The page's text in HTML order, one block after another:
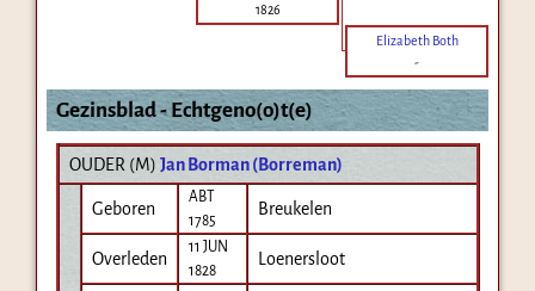
1826
Elizabeth Both
-
Gezinsblad - Echtgeno(o)t(e)
OUDER (M) Jan Borman (Borreman)
Geboren
ABT
1785
Breukelen
Overleden
11 JUN
1828
Loenersloot